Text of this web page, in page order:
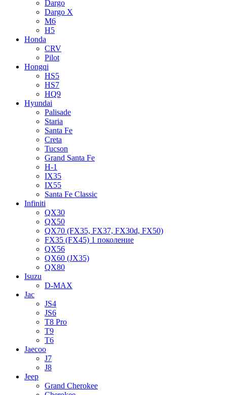
Dargo
Dargo X
M6
H5
Honda
CRV
Pilot
Hongqi
HS5
HS7
HQ9
Hyundai
Palisade
Staria
Santa Fe
Creta
Tucson
Grand Santa Fe
H-1
IX35
IX55
Santa Fe Classic
Infiniti
QX30
QX50
QX70 (FX35, FX37, FX30d, FX50)
FX35 (FX45) 1 поколение
QX56
QX60 (JX35)
QX80
Isuzu
D-MAX
Jac
JS4
JS6
T8 Pro
T9
T6
Jaecoo
J7
J8
Jeep
Grand Cherokee